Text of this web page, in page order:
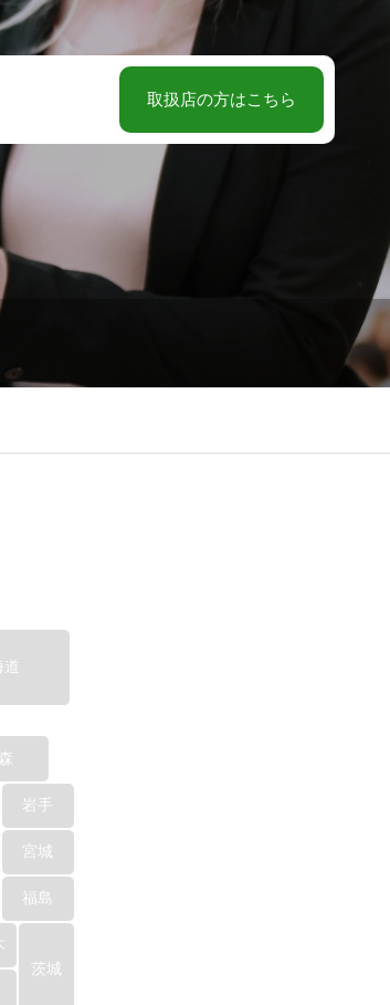
取扱店の方はこちら
道
岩手
宮城
福島
茨城